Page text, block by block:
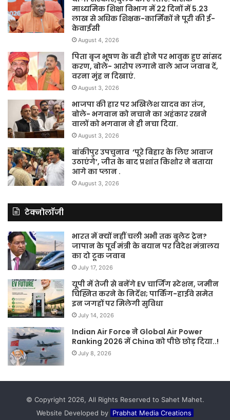
माध्यमिक शिक्षा विभाग में 22 दिनों में 5.23
लाख से अधिक शिक्षक-कार्मिकों ने पूरी की ई-
केवाईसी
August 4, 2026
पिता बृज भूषण के बरी होने पर भावुक हुए सांसद
करण, बोले- आरोप लगाने वाले आज जवाब दें,
वरना मुंह न दिखाएं.
August 3, 2026
भाजपा की हार पर अखिलेश यादव का तंज,
बोले- भगवान को नचाने का अहंकार रखने
वालों को भगवान ने ही नचा दिया.
August 3, 2026
बांकीपुर उपचुनाव ‘पूरे बिहार के लिए आवाज
उठाएंगे’, जीत के बाद प्रशांत किशोर ने बताया
आगे का प्लान .
August 3, 2026
टेक्नोलॉजी
भारत में क्यों नहीं चली अभी तक बुलेट ट्रेन?
जापान के पूर्व मंत्री के बयान पर विदेश मंत्रालय
का दो टूक जवाब
July 17, 2026
यूपी में तेजी से बनेंगे EV चार्जिंग स्टेशन, जमीन
चिह्नित करने के निर्देश; पार्किंग-हाईवे समेत
इन जगहों पर मिलेगी सुविधा
July 14, 2026
Indian Air Force ने Global Air Power
Ranking 2026 में China को पीछे छोड़ दिया..!
July 8, 2026
© Copyright 2026, All Rights Reserved to Sahet Mahet.
Website Developed by Prabhat Media Creations